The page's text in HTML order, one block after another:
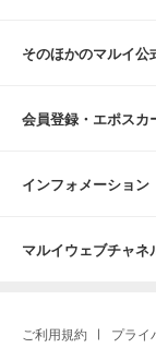
そのほかのマルイ公
会員登録・エポスカ
インフォメーション
マルイウェブチャネ
ご利用規約 プライ